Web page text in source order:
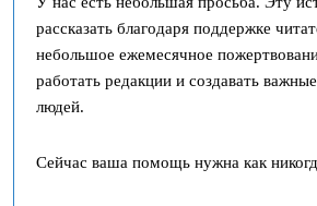
рассказать благодаря поддержке
небольшое ежемесячное
работать редакции и создавать
людей.
Сейчас ваша помощь нужна как